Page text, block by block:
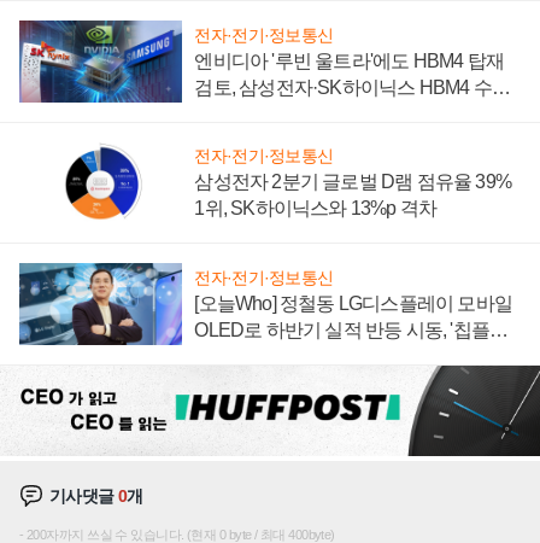
전자·전기·정보통신
엔비디아 '루빈 울트라'에도 HBM4 탑재
검토, 삼성전자·SK하이닉스 HBM4 수율
전자·전기·정보통신
삼성전자 2분기 글로벌 D램 점유율 39%
1위, SK하이닉스와 13%p 격차
전자·전기·정보통신
[오늘Who] 정철동 LG디스플레이 모바일
OLED로 하반기 실적 반등 시동, '칩플레
기사댓글0개
200자까지 쓰실 수 있습니다. (현재 0 byte / 최대 400byte)